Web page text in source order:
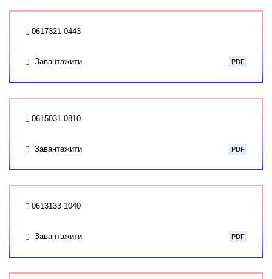
0617321 0443
Завантажити PDF
0615031 0810
Завантажити PDF
0613133 1040
Завантажити PDF